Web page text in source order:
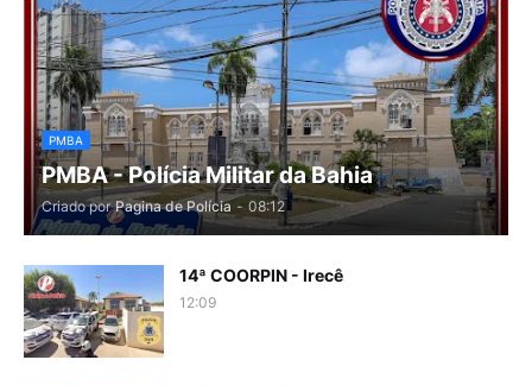
PMBA
PMBA - Polícia Militar da Bahia
Criado por Pagina de Polícia - 08:12
14ª COORPIN - Irecê
12:09